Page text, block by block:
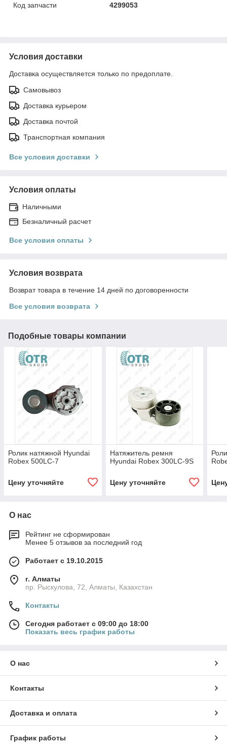
Код запчасти
4299053
Условия доставки
Доставка осуществляется только по предоплате.
Самовывоз
Доставка курьером
Доставка почтой
Транспортная компания
Все условия доставки
Условия оплаты
Наличными
Безналичный расчет
Все условия оплаты
Условия возврата
Возврат товара в течение 14 дней по договоренности
Все условия возврата
Подобные товары компании
Ролик натяжной Hyundai
Robex 500LC-7
Цену уточняйте
Натяжитель ремня
Hyundai Robex 300LC-9S
Цену уточняйте
О нас
Рейтинг не сформирован
Менее 5 отзывов за последний год
Работает с 19.10.2015
г. Алматы
пр. Рыскулова, 72, Алматы, Казахстан
Контакты
Сегодня работает с 09:00 до 18:00
Показать весь график работы
О нас
Контакты
Доставка и оплата
График работы